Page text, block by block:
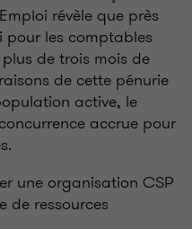
révèle que près
pour les comptables
de trois mois de
de cette pénurie
active, le
accrue pour
une organisation CSP
de ressources